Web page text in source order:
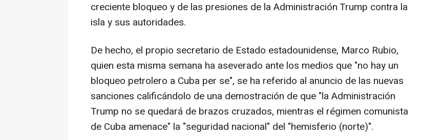
creciente bloqueo y de las presiones de la Administración Trump contra la
isla y sus autoridades.
De hecho, el propio secretario de Estado estadounidense, Marco Rubio,
quien esta misma semana ha aseverado ante los medios que "no hay un
bloqueo petrolero a Cuba per se", se ha referido al anuncio de las nuevas
sanciones calificándolo de una demostración de que "la Administración
Trump no se quedará de brazos cruzados, mientras el régimen comunista
de Cuba amenace" la "seguridad nacional" del "hemisferio (norte)".